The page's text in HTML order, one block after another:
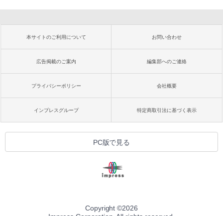
本サイトのご利用について お問い合わせ
広告掲載のご案内 編集部へのご連絡
プライバシーポリシー 会社概要
インプレスグループ 特定商取引法に基づく表示
PC版で見る
Copyright ©2026